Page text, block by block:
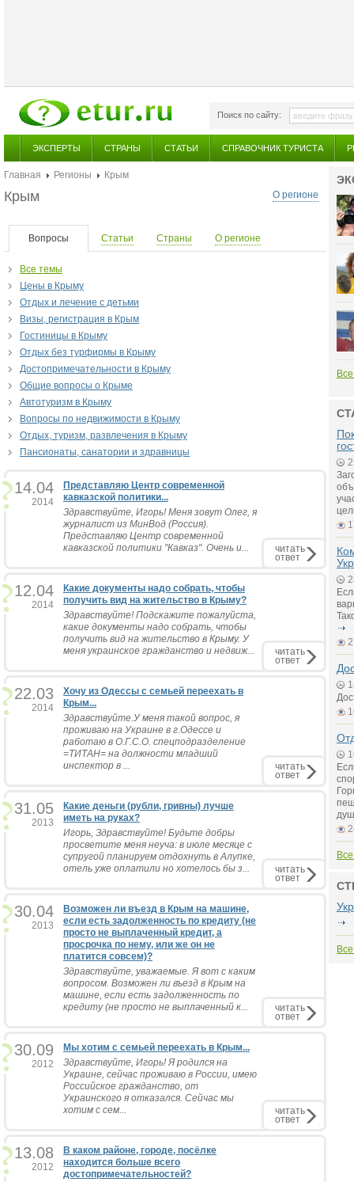
Поиск по сайту:
ЭКСПЕРТЫ СТРАНЫ СТАТЬИ СПРАВОЧНИК ТУРИСТА
Главная Регионы
Крым
О регионе
Крым
Вопросы Статьи Страны О регионе
Все темы
Цены в Крыму
Отдых и лечение с детьми
Визы, регистрация в Крым
Гостиницы в Крыму
Отдых без турфирмы в Крыму
Достопримечательности в Крыму
Общие вопросы о Крыме
Автотуризм в Крыму
Вопросы по недвижимости в Крыму
Отдых, туризм, развлечения в Крыму
Пансионаты, санатории и здравницы
14.04
2014
Представляю Центр современной
кавказской политики...
Здравствуйте, Игорь! Меня зовут Олег, я
журналист из МинВод (Россия).
Представляю Центр современной
кавказской политики "Кавказ". Очень и...
читать
ответ
12.04
2014
Какие документы надо собрать, чтобы
получить вид на жительство в Крыму?
Здравствуйте! Подскажите пожалуйста,
какие документы надо собрать, чтобы
получить вид на жительство в Крыму. У
меня украинское гражданство и недвиж...
читать
ответ
22.03
2014
Хочу из Одессы с семьей переехать в
Крым...
Здравствуйте.У меня такой вопрос, я
проживаю на Украине в г.Одессе и
работаю в О.Г.С.О. спецподразделение
=ТИТАН= на должности младший
инспектор в ...
читать
ответ
31.05
2013
Какие деньги (рубли, гривны) лучше
иметь на руках?
Игорь, Здравствуйте! Будьте добры
просветите меня неуча: в июле месяце с
супругой планируем отдохнуть в Алупке,
отель уже оплатили но хотелось бы з...
читать
ответ
30.04
2013
Возможен ли въезд в Крым на машине,
если есть задолженность по кредиту (не
просто не выплаченный кредит, а
просрочка по нему, или же он не
платится совсем)?
Здравствуйте, уважаемые. Я вот с каким
вопросом. Возможен ли въезд в Крым на
машине, если есть задолженность по
кредиту (не просто не выплаченный к...
читать
ответ
30.09
2012
Мы хотим с семьей переехать в Крым...
Здравствуйте, Игорь! Я родился на
Украине, сейчас проживаю в России, имею
Российское гражданство, от
Украинского я отказался. Сейчас мы
хотим с сем...
читать
ответ
13.08
2012
В каком районе, городе, посёлке
находится больше всего
достопримечательностей?